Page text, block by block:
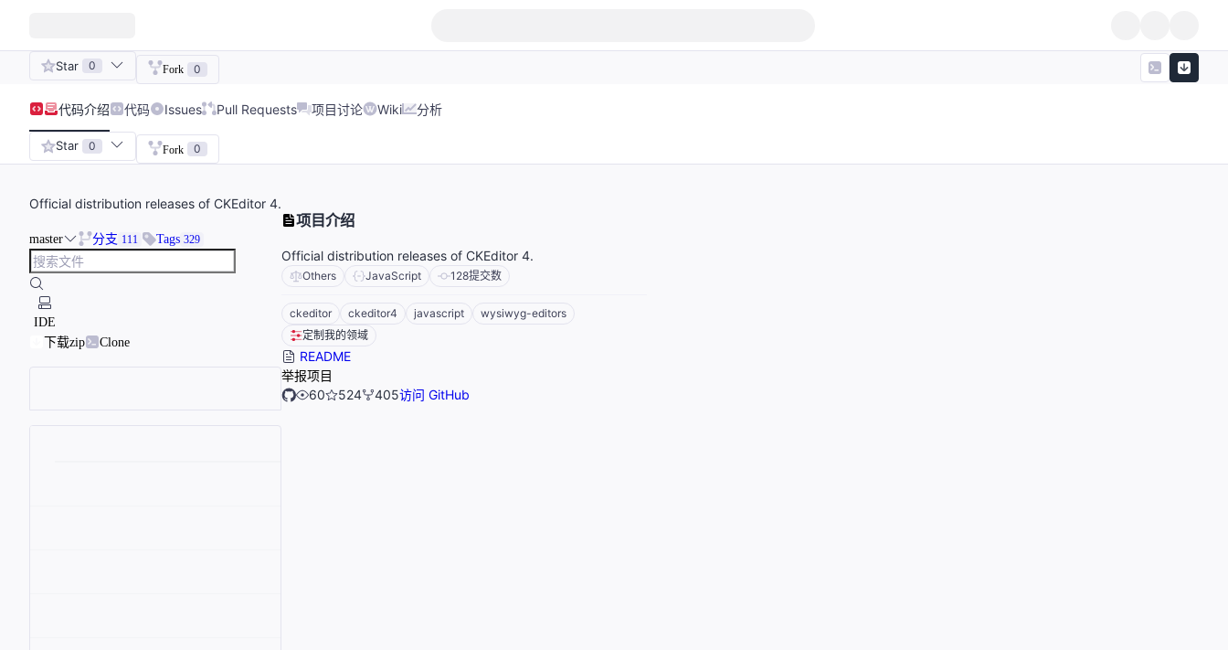
Star 0 Fork 0
代码介绍 代码 Issues Pull Requests 项目讨论 Wiki 分析
Star 0 Fork 0
Official distribution releases of CKEditor 4.
master 分支 111 Tags 329
IDE
下载zip
Clone
项目介绍
Official distribution releases of CKEditor 4.
Others JavaScript 128提交数
ckeditor ckeditor4 javascript
wysiwyg-editors
定制我的领域
README
举报项目
60
524 405访问 GitHub